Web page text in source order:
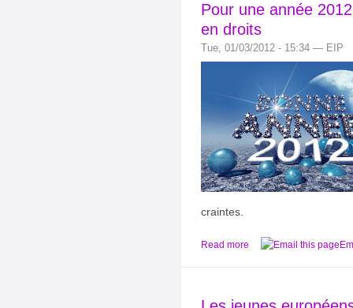
Pour une année
en droits
Tue, 01/03/2012 - 15:34 — EIP
craintes.
Read more